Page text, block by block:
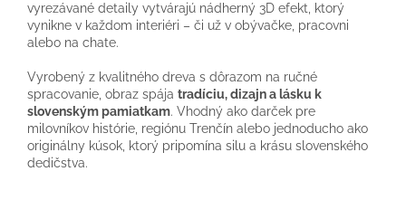
vyrezávané detaily vytvárajú nádherný 3D efekt, ktorý
vynikne v každom interiéri – či už v obývačke, pracovni
alebo na chate.
Vyrobený z kvalitného dreva s dôrazom na ručné
spracovanie, obraz spája tradíciu, dizajn a lásku k
slovenským pamiatkam. Vhodný ako darček pre
milovníkov histórie, regiónu Trenčín alebo jednoducho ako
originálny kúsok, ktorý pripomína silu a krásu slovenského
dedičstva.